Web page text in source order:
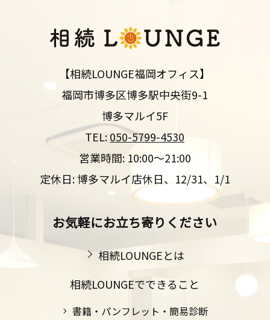
【相続LOUNGE福岡オフィス】
福岡市博多区博多駅中央街9-1
博多マルイ5F
TEL:050-5799-4530
営業時間: 10:00～21:00
定休日: 博多マルイ店休日、12/31、1/1
お気軽にお立ち寄りください
相続LOUNGEとは
相続LOUNGEでできること
書籍・パンフレット・簡易診断